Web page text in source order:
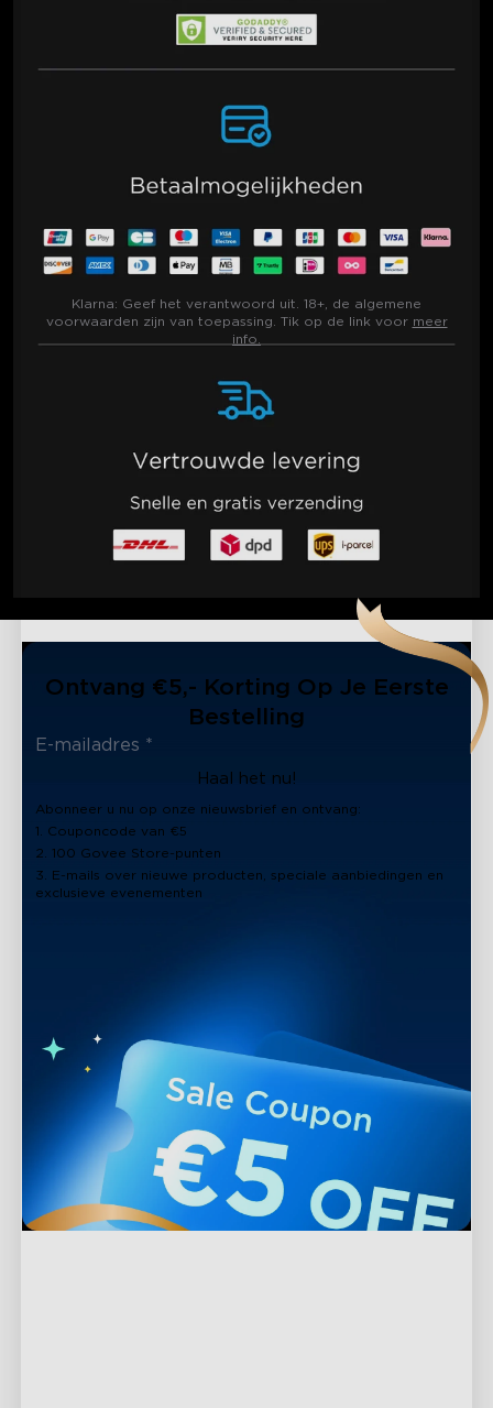
Klarna: Geef het verantwoord uit. 18+, de algemene
voorwaarden zijn van toepassing. Tik op de link voor meer
info.
Ontvang €5,- Korting Op Je Eerste
Bestelling
Haal het nu!
Abonneer u nu op onze nieuwsbrief en ontvang:
1. Couponcode van €5
2. 100 Govee Store-punten
3. E-mails over nieuwe producten, speciale aanbiedingen en
exclusieve evenementen